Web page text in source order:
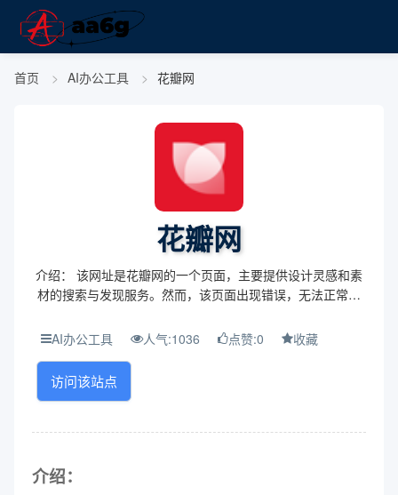
首页 AI办公工具 花瓣网
花瓣网
介绍： 该网址是花瓣网的一个页面，主要提供设计灵感和素
材的搜索与发现服务。然而，该页面出现错误，无法正常访
景： 花瓣网定位为一个创意灵感的平台，旨在帮...
AI办公工具 人气:1036 点赞:0 收藏
访问该站点
介绍：